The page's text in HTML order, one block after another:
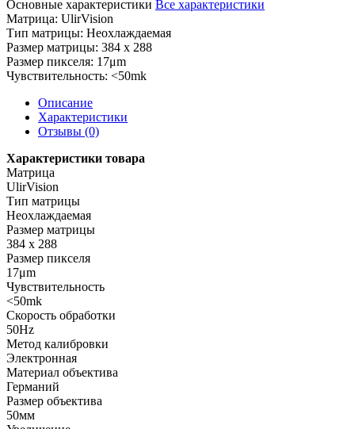
Основные характеристики Все характеристики
Матрица: UlirVision
Тип матрицы: Неохлаждаемая
Размер матрицы: 384 x 288
Размер пикселя: 17μm
Чувствительность: <50mk
Описание
Характеристики
Отзывы (0)
Характеристики товара
Матрица
UlirVision
Тип матрицы
Неохлаждаемая
Размер матрицы
384 x 288
Размер пикселя
17μm
Чувствительность
<50mk
Скорость обработки
50Hz
Метод калибровки
Электронная
Материал объектива
Германий
Размер объектива
50мм